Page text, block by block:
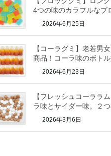
4つの味のカラフルなブ
2026年6月25日
【コーラグミ】老若男
商品！コーラ味のボトル
2026年6月23日
【フレッシュコーララ
ラ味とサイダー味。２
2026年3月6日